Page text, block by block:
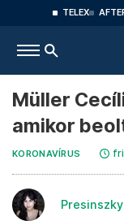
TELEX
Müller
amikor
KORONAVÍRUS